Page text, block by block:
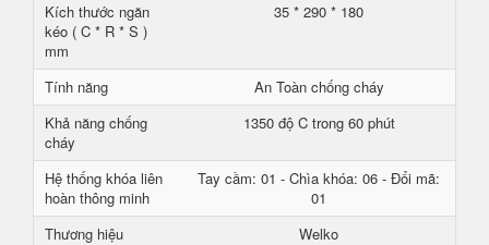
Kích thước ngăn
kéo ( C * R * S )
mm
35 * 290 * 180
Tính năng
An Toàn chống cháy
Khả năng chống
cháy
1350 độ C trong 60 phút
Hệ thống khóa liên
hoàn thông minh
Tay cầm: 01 - Chìa khóa: 06 - Đổi mã:
01
Thương hiệu
Welko